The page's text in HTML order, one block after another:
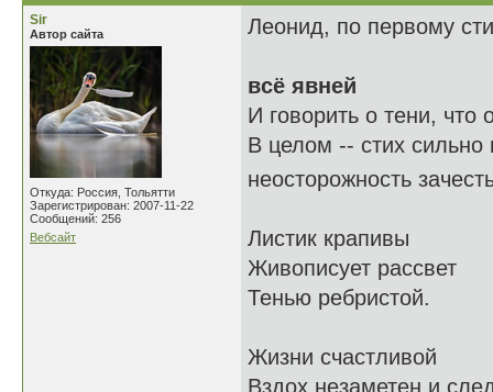
Sir
Автор сайта
Откуда: Россия, Тольятти
Зарегистрирован: 2007-11-22
Сообщений: 256
Вебсайт
Леонид, по первому
всё явней
И говорить о тени, что
В целом -- стих
неосторожность
Листик крапивы
Живописует рассвет
Тенью ребристой.
Жизни счастливой
Вздох незаметен и